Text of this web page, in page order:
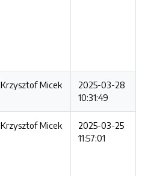
Krzysztof Micek
2025-03-28
10:31:49
Krzysztof Micek
2025-03-25
11:57:01